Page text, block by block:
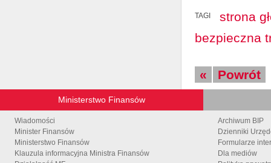
TAGI
strona
bezpieczna
« Powrót
Ministerstwo Finansów
Wiadomości
Minister Finansów
Ministerstwo Finansów
Klauzula informacyjna Ministra Finansów
Archiwum BIP
Dzienniki
Formularze
Dla mediów